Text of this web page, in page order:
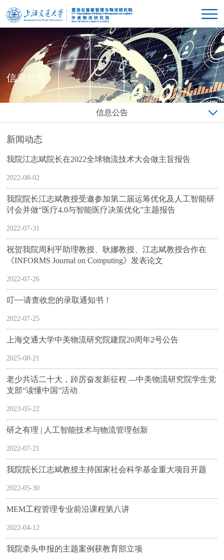
信息公告
信息公告
新闻动态
我院江志斌院长在2022全球物流技术大会做主旨报告
2022-08-02
我院院长江志斌教授受邀参加第二届运筹优化及人工智能研
讨会并做“医疗4.0与智能医疗决策优化”主题报告
2022-07-31
祝贺我院周利平助理教授、耿娜教授、江志斌教授合作在
《INFORMS Journal on Computing》发表论文
2022-07-26
叮~~请查收您的录取通知书！
2022-07-25
上海交通大学中美物流研究院建院20周年2号公告
2025-08-21
老少共话二十大，踔厉奋发新征程 ---中美物流研究院学生党
支部“读懂中国”活动
2023-05-22
研之有理 | 人工智能技术与物流管理创新
2022-07-21
我院院长江志斌教授主持国家社会科学基金重大项目开题
2022-05-30
MEM工程管理专业前沿课程第八讲
2022-04-12
我院牵头申报的主题案例获教育部立项